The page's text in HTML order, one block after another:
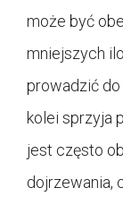
może być
mniejszych
prowadzić
kolei sprzyja
jest często
dojrzewania,